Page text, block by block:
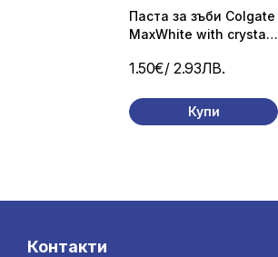
1.50€/ 2.93ЛВ.
Паста за зъби Colgate
MaxWhite with crystals
Купи
Контакти